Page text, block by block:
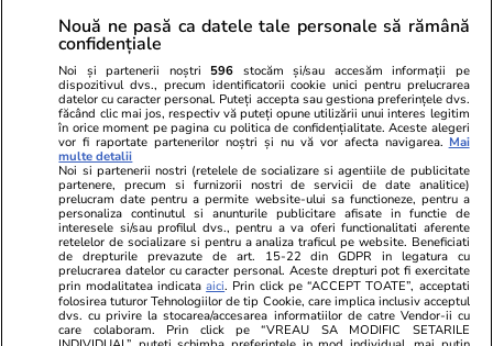
Culise. Lupta nevăzută din PSD pentru un
„mariaj politic” cu AUR. Cum sunt împărțite
taberele
Citește mai multe
TRENDING
Știri România 26 iul.
Român întors acasă după 25 de ani în
Germania: „Și urzica e mai faină aici decât
Nouă ne pasă ca datele tale personale să rămână
confidențiale
Noi și partenerii noștri 596 stocăm și/sau accesăm informații pe
dispozitivul dvs., precum identificatorii cookie unici pentru prelucrarea
datelor cu caracter personal. Puteți accepta sau gestiona preferințele dvs.
făcând clic mai jos, respectiv vă puteți opune utilizării unui interes legitim
în orice moment pe pagina cu politica de confidențialitate. Aceste alegeri
vor fi raportate partenerilor noștri și nu vă vor afecta navigarea. Mai
multe detalii
Noi si partenerii nostri (retelele de socializare si agentiile de publicitate
partenere, precum si furnizorii nostri de servicii de date analitice)
prelucram date pentru a permite website-ului sa functioneze, pentru a
personaliza continutul si anunturile publicitare afisate in functie de
interesele si/sau profilul dvs., pentru a va oferi functionalitati aferente
retelelor de socializare si pentru a analiza traficul pe website. Beneficiati
de drepturile prevazute de art. 15-22 din GDPR in legatura cu
prelucrarea datelor cu caracter personal. Aceste drepturi pot fi exercitate
prin modalitatea indicataaici. Prin click pe “ACCEPT TOATE”, acceptati
folosirea tuturor Tehnologiilor de tip Cookie, care implica inclusiv acceptul
dvs. cu privire la stocarea/accesarea informatiilor de catre Vendor-ii cu
care colaboram. Prin click pe “VREAU SA MODIFIC SETARILE